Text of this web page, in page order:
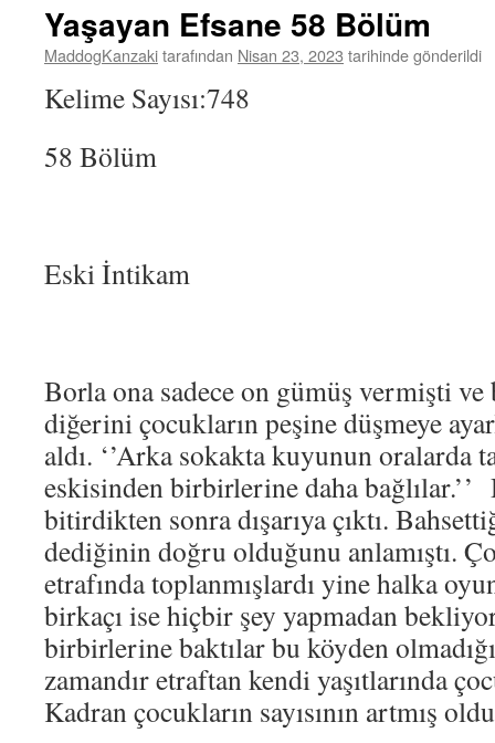
Yaşayan Efsane 58 Bölüm
MaddogKanzakitarafından Nisan 23, 2023 tarihinde gönderildi
Kelime Sayısı:748
58 Bölüm
Eski İntikam
Borla ona sadece on gümüş vermişti ve
diğerini çocukların peşine düşmeye
aldı. ‘’Arka sokakta kuyunun oralarda
eskisinden birbirlerine daha
bitirdikten sonra dışarıya çıktı.
dediğinin doğru olduğunu anlamıştı.
etrafında toplanmışlardı yine halka
birkaçı ise hiçbir şey yapmadan
birbirlerine baktılar bu köyden
zamandır etraftan kendi yaşıtlarında
Kadran çocukların sayısının artmış